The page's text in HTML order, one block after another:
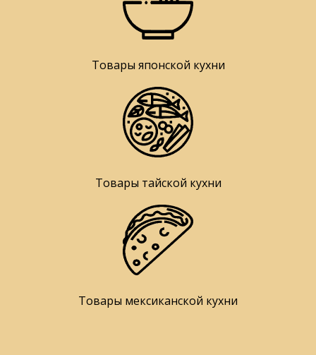
Товары японской кухни
Товары тайской кухни
Товары мексиканской кухни